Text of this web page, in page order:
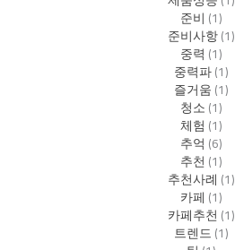
준비 (1)
준비사항(1)
중력 (1)
중력파(1)
즐거움(1)
청소(1)
체험 (1)
추억 (6)
추천(1)
추천사례 (1)
카페 (1)
카페추천(1)
트렌드(1)